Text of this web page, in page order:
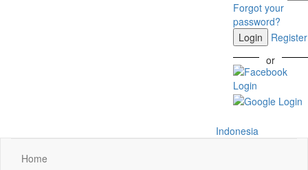
Forgot your
password?
Login
Register
or
Indonesia
Home